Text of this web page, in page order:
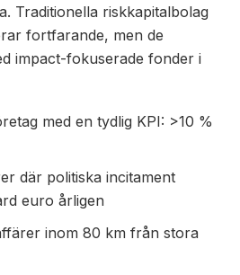
Traditionella riskkapitalbolag
fortfarande, men de
impact-fokuserade fonder i
med en tydlig KPI: >10 %
där politiska incitament
euro årligen
inom 80 km från stora